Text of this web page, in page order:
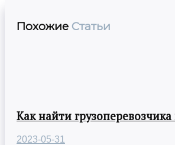
Похожие Статьи
Как найти
2023-05-31